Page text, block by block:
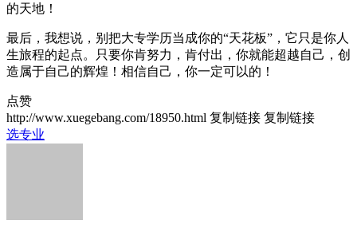
的天地！
最后，我想说，别把大专学历当成你的“天花板”，它只是你人
生旅程的起点。只要你肯努力，肯付出，你就能超越自己，创
造属于自己的辉煌！相信自己，你一定可以的！
点赞
http://www.xuegebang.com/18950.html 复制链接 复制链接
选专业